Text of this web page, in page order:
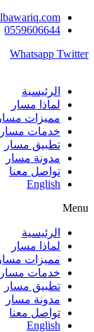
Skip
0559606644
Whatsapp Twitter
الرئيسية
لماذا مسار
مميزات مسار
خدمات مسار
تطبيق مسار
مدونة مسار
تواصل معنا
English
Menu
الرئيسية
لماذا مسار
مميزات مسار
خدمات مسار
تطبيق مسار
مدونة مسار
تواصل معنا
English